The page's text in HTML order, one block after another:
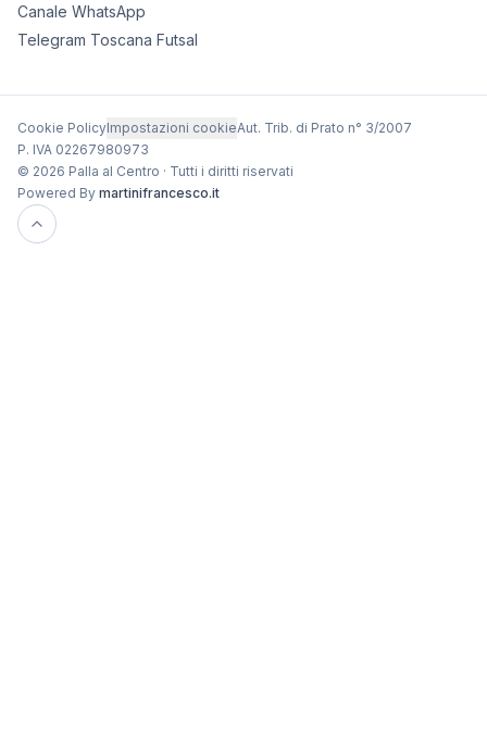
Canale WhatsApp
Telegram Toscana Futsal
Cookie PolicyImpostazioni cookieAut. Trib. di Prato n° 3/2007
P. IVA 02267980973
© 2026 Palla al Centro · Tutti i diritti riservati
Powered By martinifrancesco.it